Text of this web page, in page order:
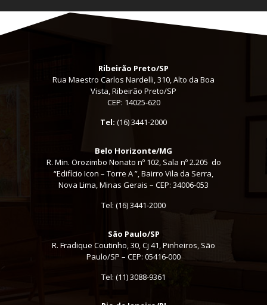
Ribeirão Preto/SP
Rua Maestro Carlos Nardelli, 310, Alto da Boa
Vista, Ribeirão Preto/SP
CEP: 14025-620
Tel: (16) 3441-2000
Belo Horizonte/MG
R. Min. Orozimbo Nonato nº 102, Sala nº 2.205 do
“Edifício Icon – Torre A ”, Bairro Vila da Serra,
Nova Lima, Minas Gerais – CEP: 34006-053
Tel: (16) 3441-2000
São Paulo/SP
R. Fradique Coutinho, 30, Cj 41, Pinheiros, São
Paulo/SP – CEP: 05416-000
Tel: (11) 3088-9361